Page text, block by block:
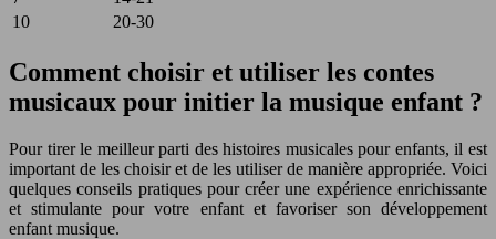
10
20-30
Comment choisir et utiliser les contes
musicaux pour initier la musique enfant ?
Pour tirer le meilleur parti des histoires musicales pour enfants, il est
important de les choisir et de les utiliser de manière appropriée. Voici
quelques conseils pratiques pour créer une expérience enrichissante
et stimulante pour votre enfant et favoriser son développement
enfant musique.